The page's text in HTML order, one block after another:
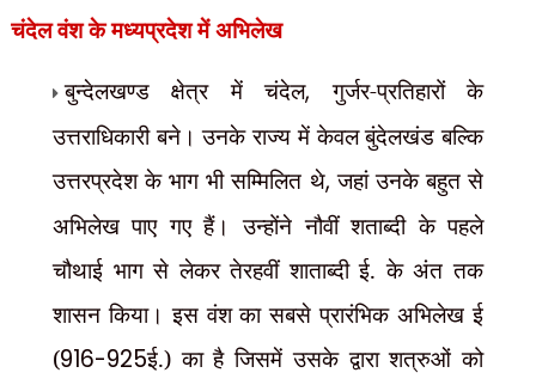
चंदेलवंश के मध्यप्रदेश में अभिलेख
बुन्देलखण्ड क्षेत्र में चंदेल,गुर्जर-प्रतिहारों के
उत्तराधिकारी बने। उनके राज्य में केवल बुंदेलखंड बल्कि
उत्तरप्रदेश के भाग भी सम्मिलित थे,जहां उनके बहुत से
अभिलेख पाए गए हैं। उन्होंने नौवीं शताब्दी के पहले
चौथाई भाग से लेकर तेरहवीं शाताब्दी ई. के अंत तक
शासन किया। इस वंश का सबसे प्रारंभिक अभिलेख ई
(916-925ई.) का है जिसमें उसके द्वारा शत्रुओं को